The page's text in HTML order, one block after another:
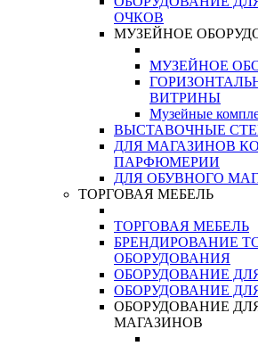
ОЧКОВ
МУЗЕЙНОЕ
МУЗЕЙНОЕ
ВИТРИНЫ
Музейные
ВЫСТАВОЧНЫЕ
ДЛЯ МАГАЗИНОВ
ПАРФЮМЕРИИ
ДЛЯ ОБУВНОГО
ТОРГОВАЯ МЕБЕЛЬ
ТОРГОВАЯ МЕБЕЛЬ
БРЕНДИРОВАНИЕ
ОБОРУДОВАНИЯ
ОБОРУДОВАНИЕ
ОБОРУДОВАНИЕ
ОБОРУДОВАНИЕ
МАГАЗИНОВ